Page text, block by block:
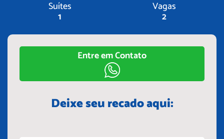
Suítes
1
Vagas
2
Entre em Contato
Deixe seu recado aqui: